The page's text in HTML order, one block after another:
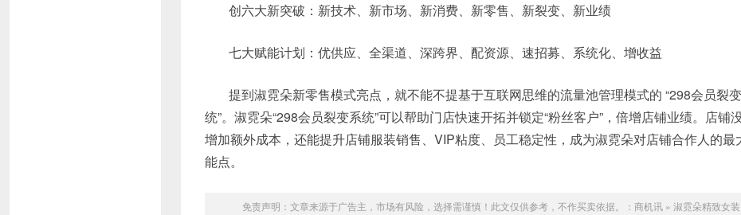
创六大新突破：新技术、新市场、新消费、新零售、新裂变、新业绩
七大赋能计划：优供应、全渠道、深跨界、配资源、速招募、系统化、增收益
提到淑霓朵新零售模式亮点，就不能不提基于互联网思维的流量池管理模式的 “298会员裂
统”。淑霓朵“298会员裂变系统”可以帮助门店快速开拓并锁定“粉丝客户”，倍增店铺业绩。店铺
增加额外成本，还能提升店铺服装销售、VIP粘度、员工稳定性，成为淑霓朵对店铺合作人的最
能点。
免责声明：文章来源于广告主，市场有风险，选择需谨慎！此文仅供参考，不作买卖依据。： 商机讯» 淑霓朵精致女装